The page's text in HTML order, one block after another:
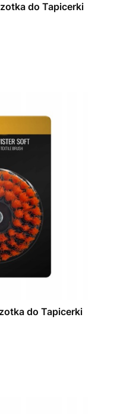
do Tapicerki
do Tapicerki